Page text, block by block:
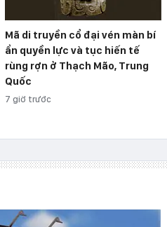
Mã di truyền cổ đại vén màn bí
ẩn quyền lực và tục hiến tế
rùng rợn ở Thạch Mão, Trung
Quốc
7 giờ trước